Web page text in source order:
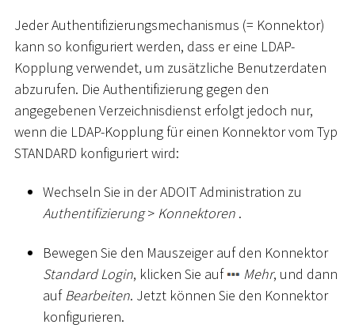
Jeder Authentifizierungsmechanismus (= Konnektor)
kann so konfiguriert werden, dass er eine LDAP-
Kopplung verwendet, um zusätzliche Benutzerdaten
abzurufen. Die Authentifizierung gegen den
angegebenen Verzeichnisdienst erfolgt jedoch nur,
wenn die LDAP-Kopplung für einen Konnektor vom Typ
STANDARD konfiguriert wird:
Wechseln Sie in der ADOIT Administration zu
Authentifizierung > Konnektoren .
Bewegen Sie den Mauszeiger auf den Konnektor
Standard Login, klicken Sie auf Mehr, und dann
aufBearbeiten. Jetzt können Sie den Konnektor
konfigurieren.